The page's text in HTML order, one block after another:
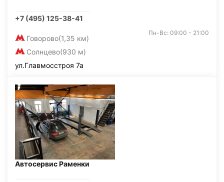
+7 (495) 125-38-41
Говорово(1,35 км)
Солнцево(930 м)
Пн-Вс: 09:00 - 21:00
ул.Главмосстроя 7а
Автосервис Раменки